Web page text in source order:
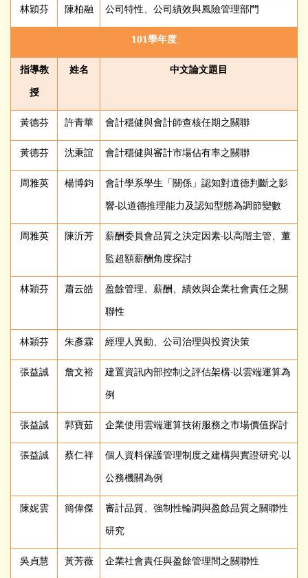
林穎芬 陳柏融 公司特性、公司績效與風險管理部門
101學年度
指導教
授
姓名 中文論文題目
黃德芬 許青華 會計穩健與會計師查核任期之關聯
黃德芬 沈秉誼 會計穩健與審計市場佔有率之關聯
周雅英 楊博鈞
會計學系學生「關係」認知對道德判斷之影
響-以道德推理能力及認知型態為調節變數
周雅英 陳沂芳
薪酬委員會品質之決定因素-以高階主管、董
監超額薪酬角度探討
林穎芬 蕭云皓
盈餘管理、薪酬、績效與企業社會責任之關
聯性
林穎芬 朱彥霖 經理人異動、公司治理與投資決策
張益誠 詹文裕
建置資訊內部控制之評估架構-以雲端運算為
例
張益誠 郭寶茹 企業使用雲端運算技術服務之市場價值探討
張益誠 蔡仁祥
個人資料保護管理制度之建構與實證研究-以
公務機關為例
陳妮雲 簡偉傑
審計品質、強制性輪調與盈餘品質之關聯性
研究
吳貞慧 黃芳薇 企業社會責任與盈餘管理間之關聯性